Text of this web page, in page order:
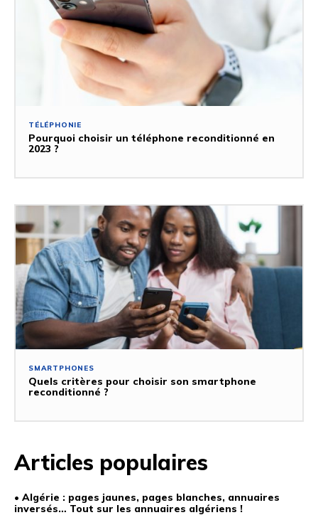
TÉLÉPHONIE
Pourquoi choisir un téléphone reconditionné en
2023 ?
SMARTPHONES
Quels critères pour choisir son smartphone
reconditionné ?
Articles populaires
• Algérie : pages jaunes, pages blanches, annuaires
inversés… Tout sur les annuaires algériens !